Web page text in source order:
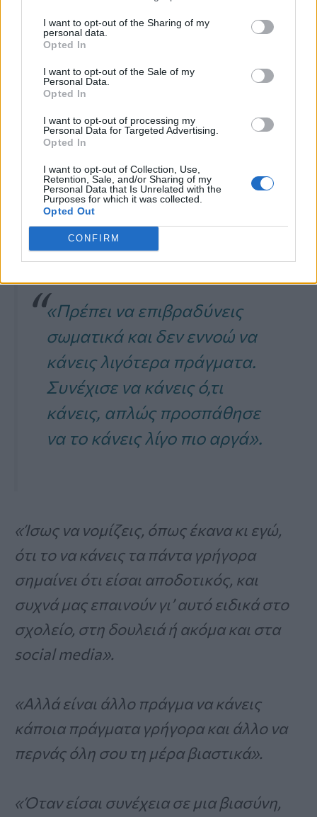
I want to opt-out of the Sharing of my
personal data.
Opted In
I want to opt-out of the Sale of my
Personal Data.
Opted In
I want to opt-out of processing my
Personal Data for Targeted Advertising.
Opted In
I want to opt-out of Collection, Use,
Retention, Sale, and/or Sharing of my
Personal Data that Is Unrelated with the
Purposes for which it was collected.
Opted Out
CONFIRM
Τι αποκαλύπτει νέα έρευνα για στρες
και καρδιά
Μας συμβουλεύει να
κατεβάσουμε ρυθμούς
Μάλιστα, το ναεπιβραδύνεις
επόμενη συμβουλήτης για την
αντιμετώπιση
επόμενο βίντεο της σειράς.
«Πρέπει να επιβραδύνεις
σωματικά και δεν εννοώ να
κάνεις λιγότερα πράγματα.
Συνέχισε να κάνεις ό,τι
κάνεις, απλώς προσπάθησε
να το κάνεις λίγο πιο αργά».
«Ίσως να νομίζεις, όπως έκανα κι εγώ,
ότι το να κάνεις τα πάντα γρήγορα
σημαίνει ότι είσαι αποδοτικός, και
συχνά μας επαινούν γι’ αυτό ειδικά στο
σχολείο, στη δουλειά ή ακόμα και στα
social media».
«Αλλά είναι άλλο πράγμα να κάνεις
κάποια πράγματα γρήγορα και άλλο να
περνάς όλη σου τη μέρα βιαστικά».
«Όταν είσαι συνέχεια σε μια βιασύνη,